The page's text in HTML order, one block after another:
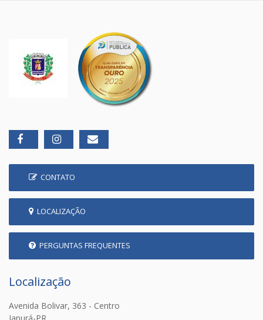
CONTATO
LOCALIZAÇÃO
PERGUNTAS FREQUENTES
Localização
Avenida Bolivar, 363 - Centro
Japurá-PR